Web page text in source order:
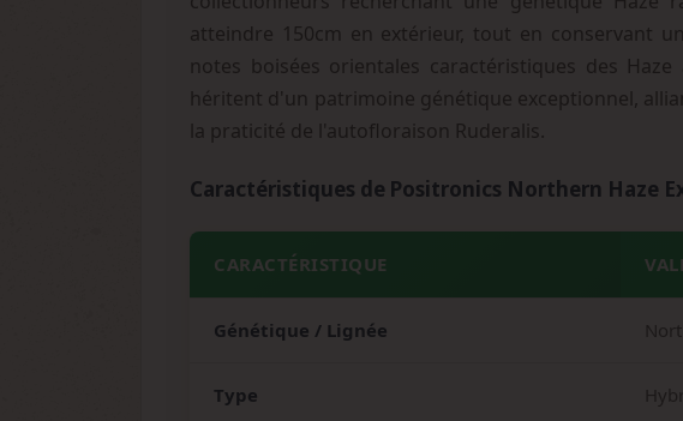
atteindre 150cm en extérieur, tout en conservant
notes boisées orientales caractéristiques des
héritent d'un patrimoine génétique exceptionnel,
la praticité de l'autofloraison Ruderalis.
Caractéristiques de Positronics Northern Haze
CARACTÉRISTIQUE
Génétique / Lignée
Type